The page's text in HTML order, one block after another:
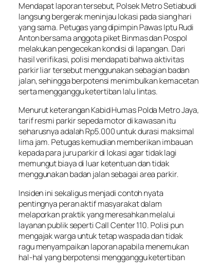
Mendapat laporan tersebut, Polsek Metro Setiabudi
langsung bergerak meninjau lokasi pada siang hari
yang sama. Petugas yang dipimpin Pawas Iptu Rudi
Anton bersama anggota piket Binmas dan Pospol
melakukan pengecekan kondisi di lapangan. Dari
hasil verifikasi, polisi mendapati bahwa aktivitas
parkir liar tersebut menggunakan sebagian badan
jalan, sehingga berpotensi menimbulkan kemacetan
serta mengganggu ketertiban lalu lintas.
Menurut keterangan Kabid Humas Polda Metro Jaya,
tarif resmi parkir sepeda motor di kawasan itu
seharusnya adalah Rp5.000 untuk durasi maksimal
lima jam. Petugas kemudian memberikan imbauan
kepada para juru parkir di lokasi agar tidak lagi
memungut biaya di luar ketentuan dan tidak
menggunakan badan jalan sebagai area parkir.
Insiden ini sekaligus menjadi contoh nyata
pentingnya peran aktif masyarakat dalam
melaporkan praktik yang meresahkan melalui
layanan publik seperti Call Center 110. Polisi pun
mengajak warga untuk tetap waspada dan tidak
ragu menyampaikan laporan apabila menemukan
hal-hal yang berpotensi mengganggu ketertiban